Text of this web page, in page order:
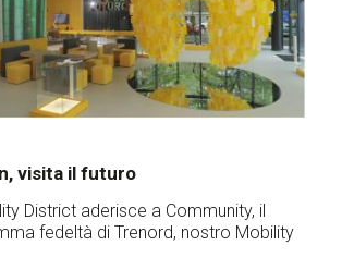
visita il futuro
District aderisce a Community, il
fedeltà di Trenord, nostro Mobility